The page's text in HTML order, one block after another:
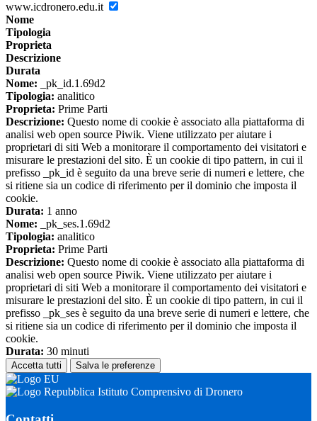
www.icdronero.edu.it
Nome
Tipologia
Proprieta
Descrizione
Durata
Nome: _pk_id.1.69d2
Tipologia: analitico
Proprieta: Prime Parti
Descrizione: Questo nome di cookie è associato alla piattaforma di
analisi web open source Piwik. Viene utilizzato per aiutare i
proprietari di siti Web a monitorare il comportamento dei visitatori e
misurare le prestazioni del sito. È un cookie di tipo pattern, in cui il
prefisso _pk_id è seguito da una breve serie di numeri e lettere, che
si ritiene sia un codice di riferimento per il dominio che imposta il
cookie.
Durata: 1 anno
Nome: _pk_ses.1.69d2
Tipologia: analitico
Proprieta: Prime Parti
Descrizione: Questo nome di cookie è associato alla piattaforma di
analisi web open source Piwik. Viene utilizzato per aiutare i
proprietari di siti Web a monitorare il comportamento dei visitatori e
misurare le prestazioni del sito. È un cookie di tipo pattern, in cui il
prefisso _pk_ses è seguito da una breve serie di numeri e lettere, che
si ritiene sia un codice di riferimento per il dominio che imposta il
cookie.
Durata: 30 minuti
Accetta tutti Salva le preferenze
Istituto Comprensivo di Dronero